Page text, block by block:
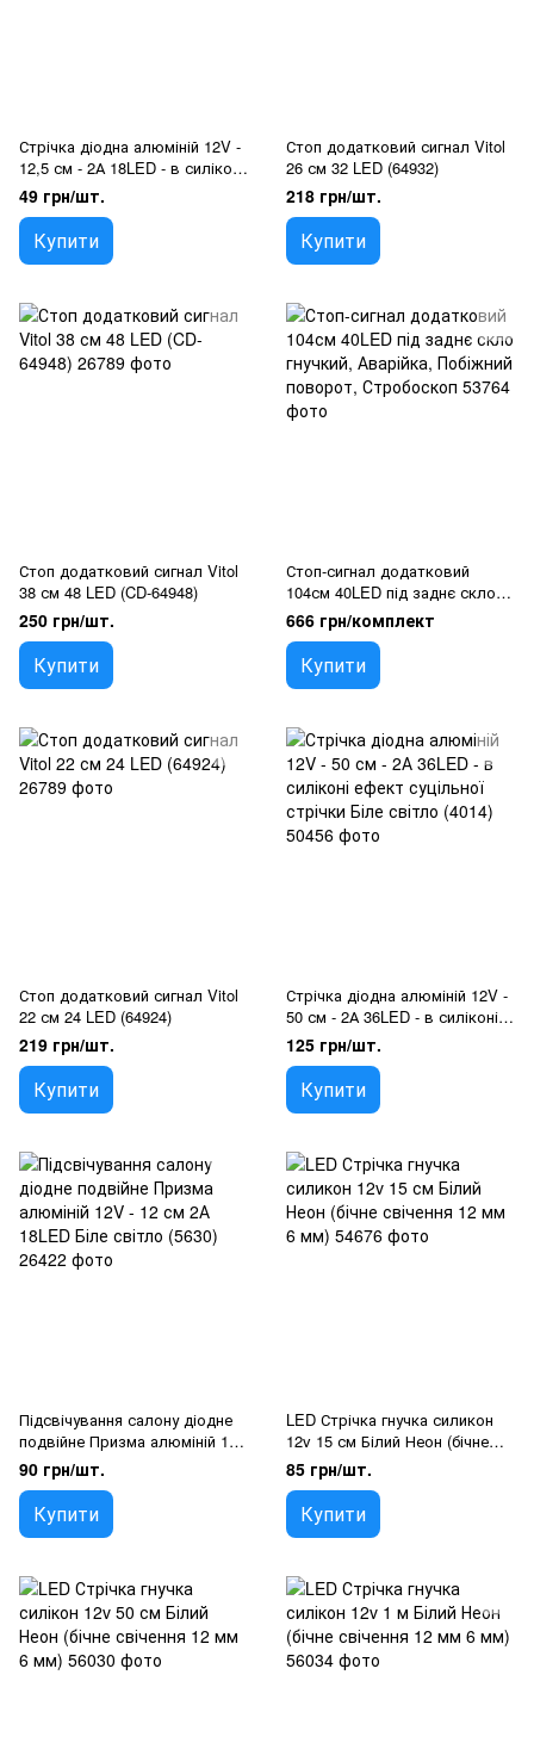
Стрічка діодна алюміній 12V -
12,5 см - 2А 18LED - в силіконі
ефект суцільної стрічки Біле
світло (4014)
49 грн/шт.
Купити
Стоп додатковий сигнал Vitol
26 см 32 LED (64932)
218 грн/шт.
Купити
Стоп додатковий сигнал Vitol
38 см 48 LED (CD-64948)
250 грн/шт.
Купити
Стоп-сигнал додатковий
104см 40LED під заднє скло
гнучкий, Аварійка, Побіжний
поворот, Стробоскоп
666 грн/комплект
Купити
Стоп додатковий сигнал Vitol
22 см 24 LED (64924)
219 грн/шт.
Купити
Стрічка діодна алюміній 12V -
50 см - 2А 36LED - в силіконі
ефект суцільної стрічки Біле
світло (4014)
125 грн/шт.
Купити
Підсвічування салону діодне
подвійне Призма алюміній 12V
- 12 см 2А 18LED Біле світло
(5630)
90 грн/шт.
Купити
LED Стрічка гнучка силикон
12v 15 см Білий Неон (бічне
свічення 12 мм 6 мм)
85 грн/шт.
Купити